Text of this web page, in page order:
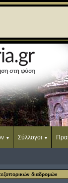
Σύλλογοι
διαδρομών